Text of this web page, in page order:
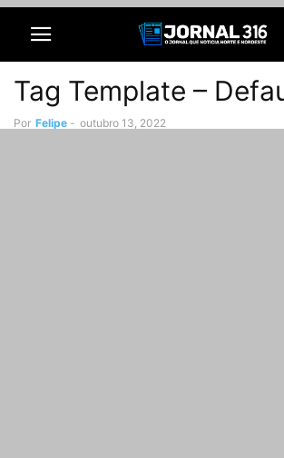
Tag Template –
Por Felipe - outubro 13, 2022